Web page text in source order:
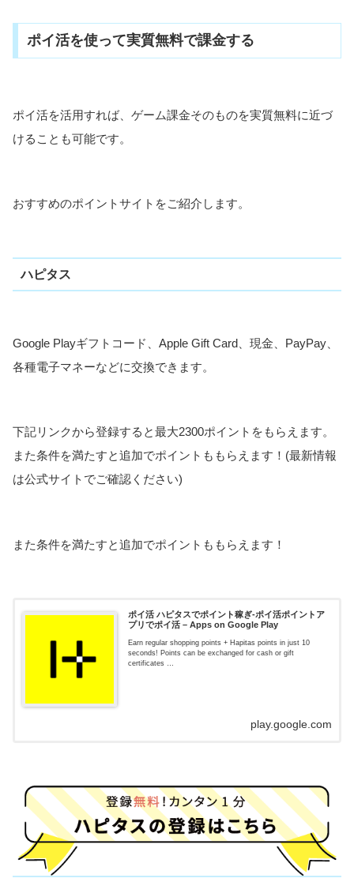
ポイ活を使って実質無料で課金する
ポイ活を活用すれば、ゲーム課金そのものを実質無料に近づ
けることも可能です。
おすすめのポイントサイトをご紹介します。
ハピタス
Google Playギフトコード、Apple Gift Card、現金、PayPay、
各種電子マネーなどに交換できます。
下記リンクから登録すると最大2300ポイントをもらえます。
また条件を満たすと追加でポイントももらえます！(最新情報
は公式サイトでご確認ください)
また条件を満たすと追加でポイントももらえます！
ポイ活 ハピタスでポイント稼ぎ-ポイ活ポイントア
プリでポイ活 – Apps on Google Play
Earn regular shopping points + Hapitas points in just 10
seconds! Points can be exchanged for cash or gift
certificates …
play.google.com